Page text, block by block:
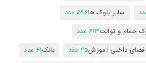
سایر بلوک ها596 عدد
حمام و توالت613 عدد
فضای داخلی آموزش25 عدد بانک41 عدد